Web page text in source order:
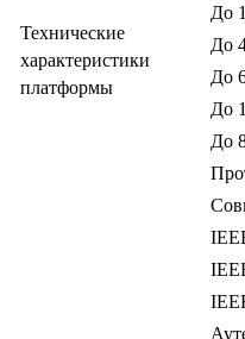
Технические
характеристики
платформы
До
До
До
До
До